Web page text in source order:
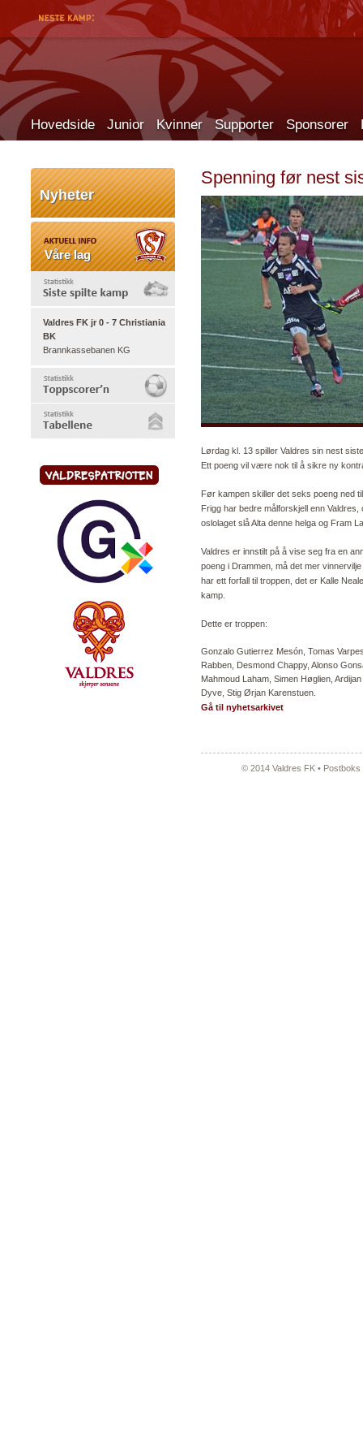
Hovedside Junior Kvinner Supporter Sponsorer
Nyheter
Våre lag
Valdres FK jr 0 - 7 Christiania
BK
Brannkassebanen KG
Spenning før nest
Lørdag kl. 13 spiller Valdres sin nest
Ett poeng vil være nok til å sikre ny
Før kampen skiller det seks poeng ned
Frigg har bedre målforskjell enn
oslolaget slå Alta denne helga og Fram
Valdres er innstilt på å vise seg fra en
poeng i Drammen, må det mer
har ett forfall til troppen, det er Kalle
kamp.
Dette er troppen:
Gonzalo Gutierrez Mesón, Tomas
Rabben, Desmond Chappy, Alonso
Mahmoud Laham, Simen Høglien,
Dyve, Stig Ørjan Karenstuen.
Gå til nyhetsarkivet
© 2014 Valdres FK •